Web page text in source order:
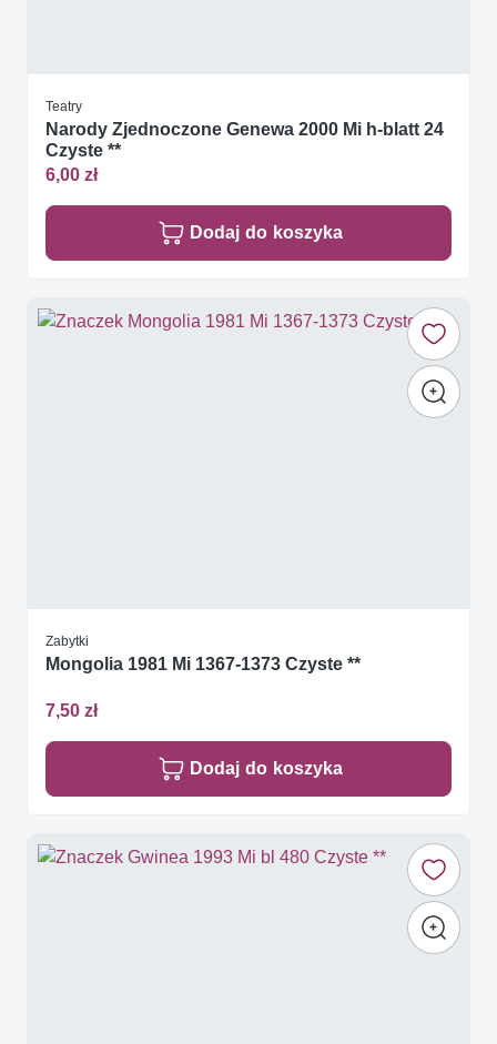
Teatry
Narody Zjednoczone Genewa 2000 Mi h-blatt 24
Czyste **
6,00 zł
Dodaj do koszyka
Zabytki
Mongolia 1981 Mi 1367-1373 Czyste **
7,50 zł
Dodaj do koszyka